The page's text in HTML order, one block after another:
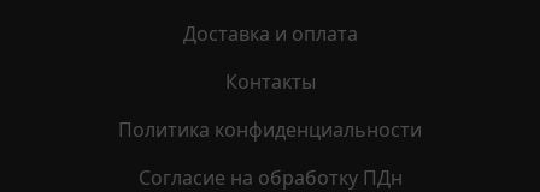
Доставка и оплата
Контакты
Политика конфиденциальности
Согласие на обработку ПДн